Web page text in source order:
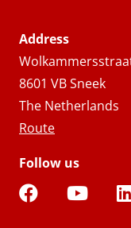
Address
8601 VB Sneek
The Netherlands
Route
Follow us